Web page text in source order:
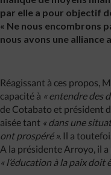
par elle a pour objectif
« Ne nous encombrons
nous avons une alliance
Réagissant à ces propos,
capacité à « entendre des
de Cotabato et président
aisée tant « dans une
ont prospéré ». Il a
A la présidente Arroyo, il
« l’éducation à la paix